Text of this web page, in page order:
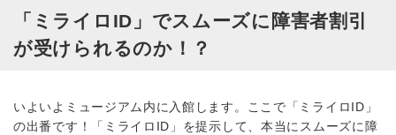
「ミライロID」でスムーズに障害者割引
が受けられるのか！？
いよいよミュージアム内に入館します。ここで「ミライロID」
の出番です！「ミライロID」を提示して、本当にスムーズに障